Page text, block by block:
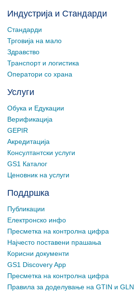
Индустрија и Стандарди
Стандарди
Трговија на мало
Здравство
Транспорт и логистика
Оператори со храна
Услуги
Обука и Едукации
Верификација
GEPIR
Акредитација
Консултантски услуги
GS1 Каталог
Ценовник на услуги
Поддршка
Публикации
Електронско инфо
Пресметка на контролна цифра
Најчесто поставени прашања
Корисни документи
GS1 Discovery App
Пресметка на контролна цифра
Правила за доделување на GTIN и GLN